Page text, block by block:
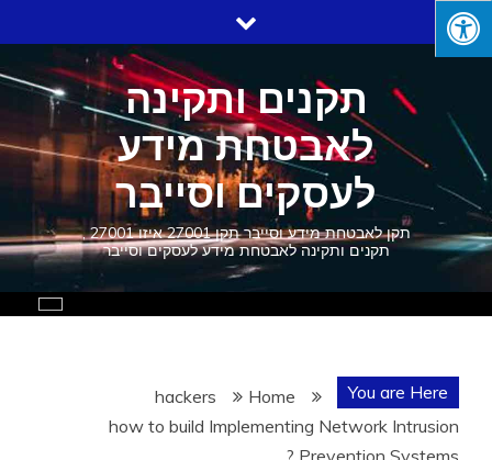
Skip
to
תקנים ותקינה
לאבטחת מידע
לעסקים וסייבר
תקן לאבטחת מידע וסייבר תקן 27001 איזו 27001 ,
תקנים ותקינה לאבטחת מידע לעסקים וסייבר
You are Here
Home
hackers
how to build Implementing Network Intrusion
Prevention Systems ?